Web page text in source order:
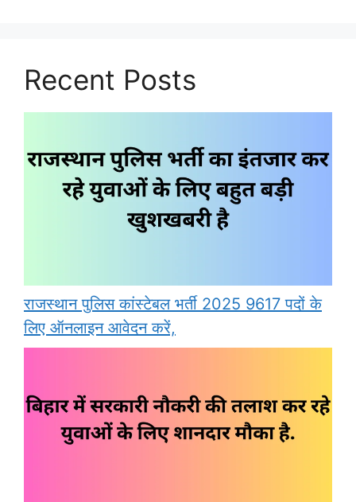
Recent Posts
राजस्थान पुलिस कांस्टेबल भर्ती 2025 9617 पदों के
लिए ऑनलाइन आवेदन करें,